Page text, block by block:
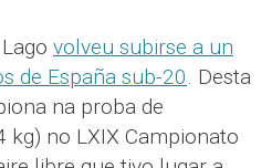
volveu subirse a un
de España sub-20. Desta
na proba de
kg) no LXIX Campionato